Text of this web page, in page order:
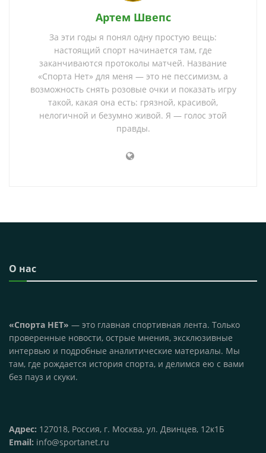
Артем Швепс
За эти годы я понял одну простую вещь:
настоящий спорт начинается там, где
заканчиваются протоколы матчей. Название
«Спорта Нет» для меня — это не пессимизм, а
возможность снять розовые очки и показать игру
такой, какая она есть: грязной, красивой,
нелогичной и безумно живой. Я — голос этой
правды.
О нас
«Спорта НЕТ» — это главная спортивная лента. Только
проверенные новости, острые мнения, эксклюзивные
интервью и подробные аналитические материалы. Мы
там, где рождается история спорта, и делимся ею с вами
без пауз и скуки.
Адрес: 127018, Россия, г. Москва, ул. Двинцев, 12к1Б
Email: info@sportanet.ru